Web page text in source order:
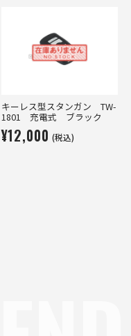
キーレス型スタンガン TW-
1801 充電式 ブラック
¥12,000 (税込)